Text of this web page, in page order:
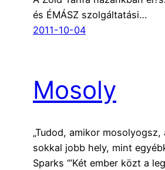
és ÉMÁSZ szolgáltatási…
2011-10-04
Mosoly
„Tudod, amikor mosolyogsz,
sokkal jobb hely, mint
Sparks ‘”Két ember közt a